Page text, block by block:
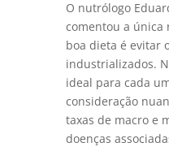
O nutrólogo
comentou a única
boa dieta é evitar
industrializados.
ideal para cada
consideração
taxas de macro e
doenças